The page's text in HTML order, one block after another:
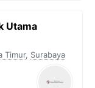
Utama
Timur, Surabaya